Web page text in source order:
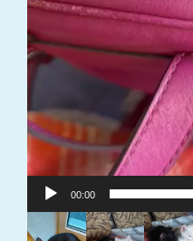
00:00